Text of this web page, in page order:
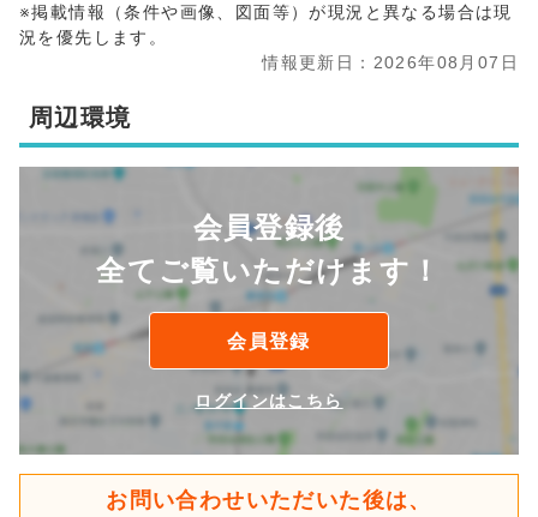
※掲載情報（条件や画像、図面等）が現況と異なる場合は現
況を優先します。
情報更新日：2026年08月07日
周辺環境
会員登録後
全てご覧いただけます！
会員登録
ログインはこちら
お問い合わせいただいた後は、